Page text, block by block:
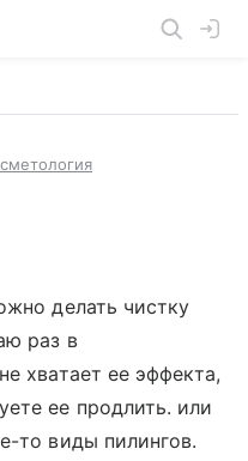
делать чистку
раз в
хватает ее эффекта,
ее продлить. или
то виды пилингов.